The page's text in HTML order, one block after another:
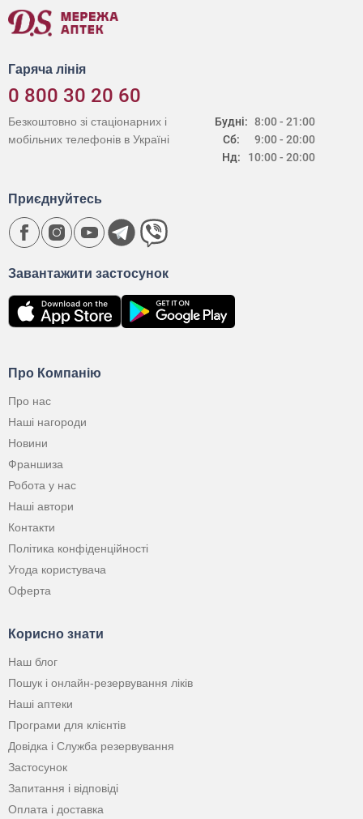
Гаряча лінія
0 800 30 20 60
Будні:
Сб:
Нд:
8:00 - 21:00
9:00 - 20:00
10:00 - 20:00
Безкоштовно зі стаціонарних і
мобільних телефонів в Україні
Про Компанію
Про нас
Наші нагороди
Новини
Франшиза
Робота у нас
Наші автори
Контакти
Політика конфіденційності
Угода користувача
Оферта
Корисно знати
Наш блог
Пошук і онлайн-резервування ліків
Наші аптеки
Програми для клієнтів
Довідка і Служба резервування
Застосунок
Запитання і відповіді
Оплата і доставка
Завантажити застосунок
Приєднуйтесь